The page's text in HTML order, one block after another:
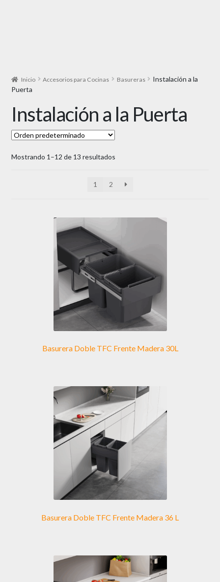
Inicio Accesorios para Cocinas Basureras
Instalación a la
Puerta
Instalación a la Puerta
Mostrando 1–12 de 13 resultados
1 2
Basurera Doble TFC Frente Madera 30L
Basurera Doble TFC Frente Madera 36 L